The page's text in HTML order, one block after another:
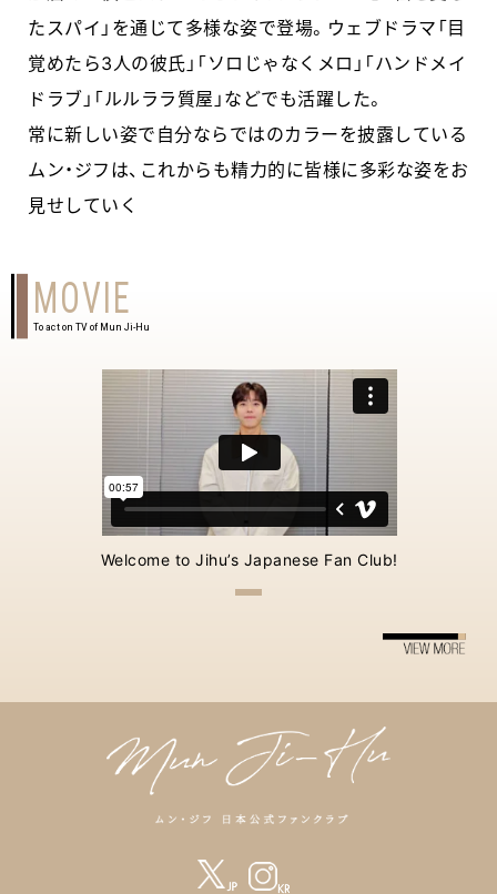
たスパイ」を通じて多様な姿で登場。ウェブドラマ「目
覚めたら3人の彼氏」「ソロじゃなくメロ」「ハンドメイ
ドラブ」「ルルララ質屋」などでも活躍した。
常に新しい姿で自分ならではのカラーを披露している
ムン・ジフは、これからも精力的に皆様に多彩な姿をお
見せしていく
MOVIE
To act on TV of Mun Ji-Hu
Welcome to Jihu’s Japanese Fan Club!